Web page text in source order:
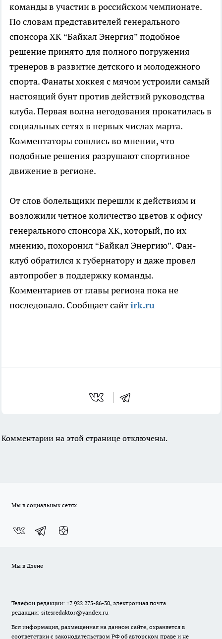
команды в участии в российском чемпионате.
По словам представителей генерального
спонсора ХК “Байкал Энергия” подобное
решение принято для полного погружения
тренеров в развитие детского и молодежного
спорта. Фанаты хоккея с мячом устроили самый
настоящий бунт против действий руководства
клуба. Первая волна негодования прокатилась в
социальных сетях в первых числах марта.
Комментаторы сошлись во мнении, что
подобные решения разрушают спортивное
движение в регионе.
От слов болельщики перешли к действиям и
возложили четное количество цветов к офису
генерального спонсора ХК, который, по их
мнению, похоронил “Байкал Энергию”. Фан-
клуб обратился к губернатору и даже провел
автопробег в поддержку команды.
Комментариев от главы региона пока не
последовало. Сообщает сайтirk.ru
Комментарии на этой странице отключены.
Мы в социальных сетях
Мы в Дзене
Телефон редакции: +7 922 275-86-30, электронная почта
редакции: sitesredaktor@yandex.ru
Вся информация, размещенная на данном сайте, охраняется в
соответствии с законодательством РФ об авторском праве и не